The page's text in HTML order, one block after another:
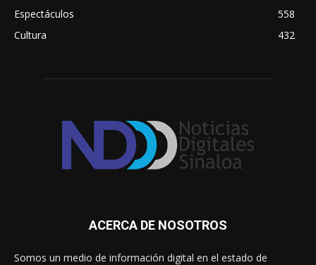
Espectáculos
558
Cultura
432
ACERCA DE NOSOTROS
Somos un medio de información digital en el estado de